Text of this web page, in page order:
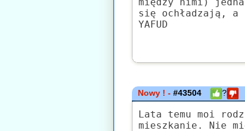
się ochładzają, a
YAFUD
Nowy ! -#43504 ?
Lata temu moi
mieszkanie. Nie